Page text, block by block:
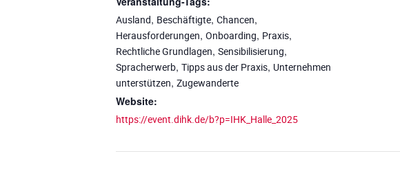
Ausland, Beschäftigte, Chancen,
Herausforderungen, Onboarding, Praxis,
Rechtliche Grundlagen, Sensibilisierung,
Spracherwerb, Tipps aus der Praxis, Unternehmen
unterstützen, Zugewanderte
Website:
https://event.dihk.de/b?p=IHK_Halle_2025